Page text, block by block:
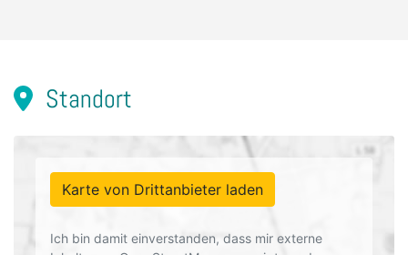
Standort
Karte von Drittanbieter laden
Ich bin damit einverstanden, dass mir externe